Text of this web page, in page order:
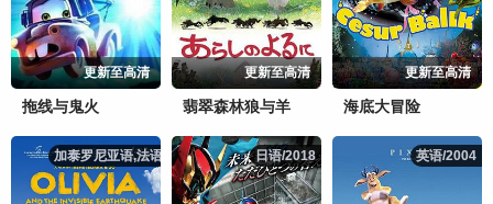
更新至高清
拖线与鬼火
更新至高清
翡翠森林狼与羊
更新至高清
海底大冒险
加泰罗尼亚语,法语,/2025
加泰罗尼亚语,法语,/2025 日语/2018
日语/2018 英语/2004
英语/2004